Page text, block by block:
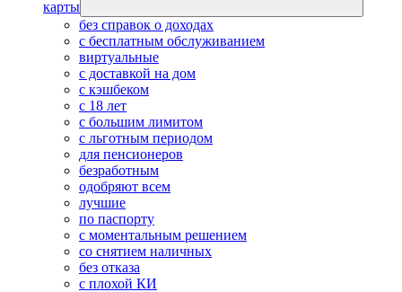
карты
без справок о доходах
с бесплатным обслуживанием
виртуальные
с доставкой на дом
с кэшбеком
с 18 лет
с большим лимитом
с льготным периодом
для пенсионеров
безработным
одобряют всем
лучшие
по паспорту
с моментальным решением
со снятием наличных
без отказа
с плохой КИ